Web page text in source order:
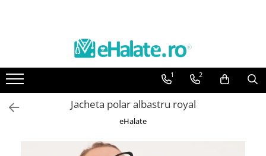
Toate Produsele
Bluze Unisex
Costume Unisex
Bluze unisex cu imprimeuri
1 2
Jacheta polar albastru royal
eHalate